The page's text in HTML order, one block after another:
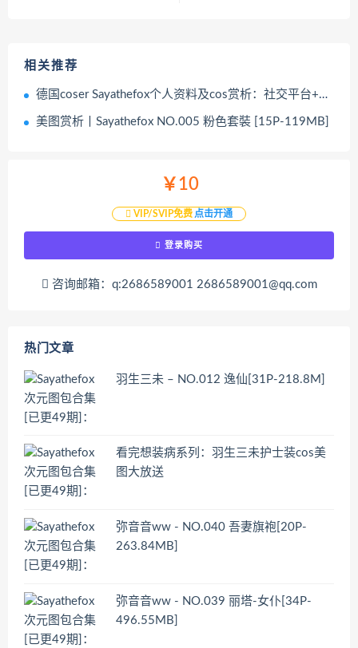
相关推荐
德国coser Sayathefox个人资料及cos赏析：社交平台+代表作盘点，颜值太顶了
美图赏析丨Sayathefox NO.005 粉色套裝 [15P-119MB]
￥10
VIP/SVIP免费 点击开通
登录购买
咨询邮箱：q:2686589001 2686589001@qq.com
热门文章
羽生三未 – NO.012 逸仙[31P-218.8M]
看完想装病系列：羽生三未护士装cos美
图大放送
弥音音ww - NO.040 吾妻旗袍[20P-
263.84MB]
弥音音ww - NO.039 丽塔-女仆[34P-
496.55MB]